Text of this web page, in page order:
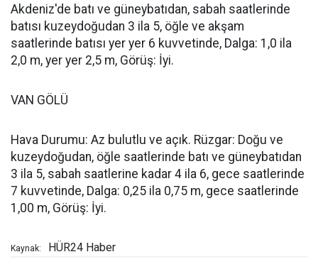
Akdeniz'de batı ve güneybatıdan, sabah saatlerinde
batısı kuzeydoğudan 3 ila 5, öğle ve akşam
saatlerinde batısı yer yer 6 kuvvetinde, Dalga: 1,0 ila
2,0 m, yer yer 2,5 m, Görüş: İyi.
VAN GÖLÜ
Hava Durumu: Az bulutlu ve açık. Rüzgar: Doğu ve
kuzeydoğudan, öğle saatlerinde batı ve güneybatıdan
3 ila 5, sabah saatlerine kadar 4 ila 6, gece saatlerinde
7 kuvvetinde, Dalga: 0,25 ila 0,75 m, gece saatlerinde
1,00 m, Görüş: İyi.
Kaynak: HÜR24 Haber